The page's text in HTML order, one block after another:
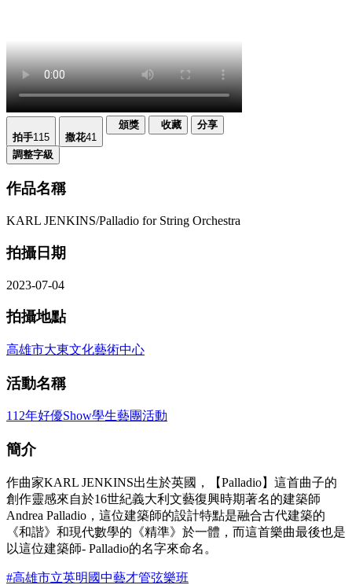
拍手115 撒花41
頒獎 收藏 分享
調整字級
作品名稱
KARL JENKINS/Palladio for String Orchestra
拍攝日期
2023-07-04
拍攝地點
高雄市大東文化藝術中心
活動名稱
112年好優Show學生藝團活動
簡介
作曲家KARL JENKINS出生於英國，【Palladio】這首曲子的
創作靈感來自於16世紀義大利文藝復興時期著名的建築師
Andrea Palladio，這位建築師的設計特點是融合古代建築的
《和諧》和現代數學的《精準》於一體，而這首樂曲最後也是
以這位建築師- Palladio的名字來命名。
#高雄市立英明國中藝才管弦樂班